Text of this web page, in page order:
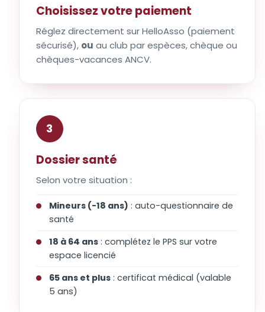
Choisissez votre paiement
Réglez directement sur HelloAsso (paiement
sécurisé), ou au club par espèces, chèque ou
chèques-vacances ANCV.
3
Dossier santé
Selon votre situation :
Mineurs (-18 ans) : auto-questionnaire de
santé
18 à 64 ans: complétez le PPS sur votre
espace licencié
65 ans et plus: certificat médical (valable
5 ans)